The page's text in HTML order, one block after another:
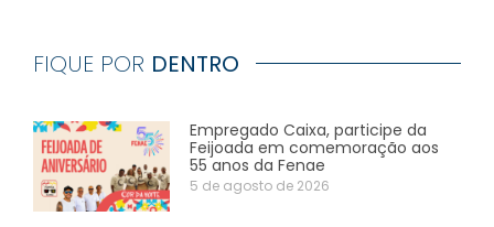
FIQUE POR DENTRO
Empregado Caixa, participe da
Feijoada em comemoração aos
55 anos da Fenae
5 de agosto de 2026